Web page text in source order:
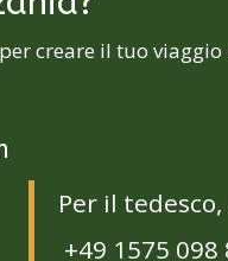
creare il tuo
Per il
+49 1575